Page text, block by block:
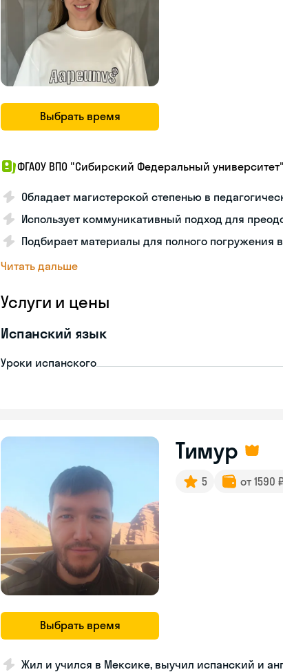
Выбрать время
ФГАОУ ВПО "Сибирский Федеральный университет"
Обладает магистерской степенью в
Использует коммуникативный подход для
Подбирает материалы для полного погружения
Читать дальше
Услуги и цены
Испанский язык
Уроки испанского
Выбрать время
Тимур
5 от 1590
Жил и учился в Мексике, выучил испанский и